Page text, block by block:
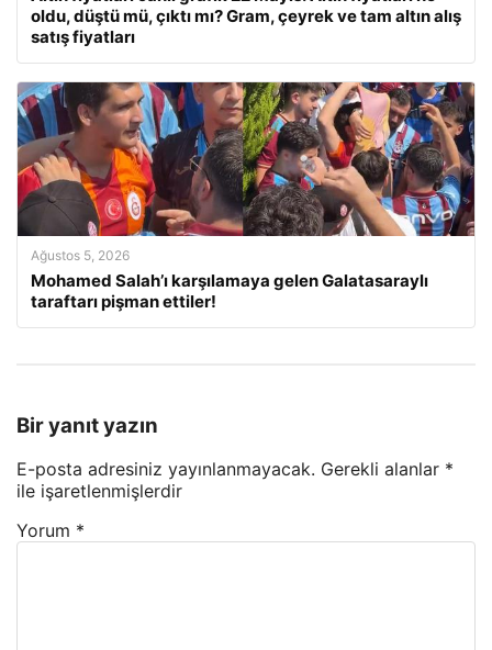
oldu, düştü mü, çıktı mı? Gram, çeyrek ve tam altın alış
satış fiyatları
Ağustos 5, 2026
Mohamed Salah’ı karşılamaya gelen Galatasaraylı
taraftarı pişman ettiler!
Bir yanıt yazın
E-posta adresiniz yayınlanmayacak. Gerekli alanlar *
ile işaretlenmişlerdir
Yorum *